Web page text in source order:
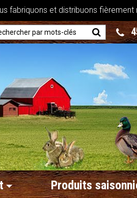
fabriquons et distribuons fièrement
Produits